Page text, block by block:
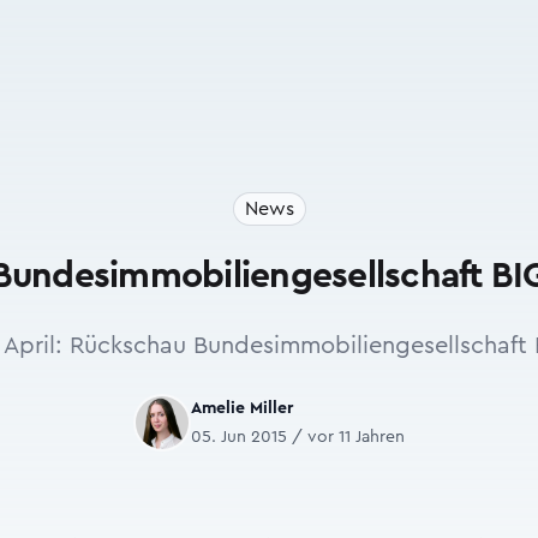
News
April: Rückschau Bundesimmobiliengesellschaft
Amelie Miller
05. Jun 2015 / vor 11 Jahren